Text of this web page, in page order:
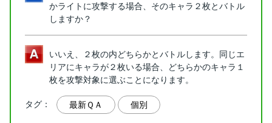
かライトに攻撃する場合、そのキャラ２枚とバトル
しますか？
いいえ、２枚の内どちらかとバトルします。同じエ
リアにキャラが２枚いる場合、どちらかのキャラ１
枚を攻撃対象に選ぶことになります。
タグ： 最新ＱＡ 個別